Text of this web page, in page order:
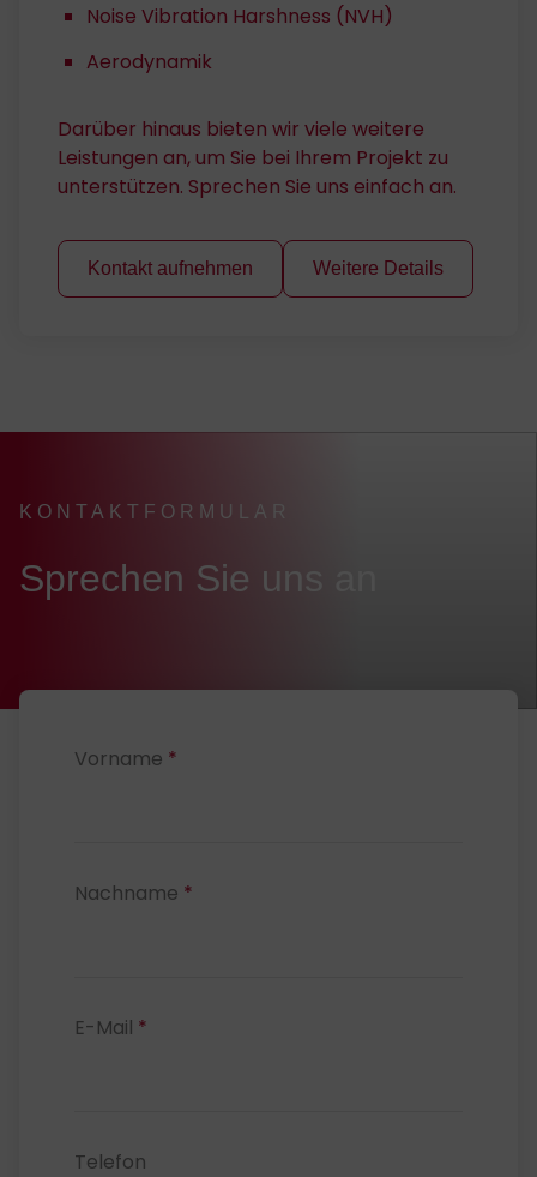
Noise Vibration Harshness (NVH)
Aerodynamik
Darüber hinaus bieten wir viele weitere
Leistungen an, um Sie bei Ihrem Projekt zu
unterstützen. Sprechen Sie uns einfach an.
Kontakt aufnehmen Weitere Details
KONTAKTFORMULAR
:
Sprechen Sie uns an
Vorname *
Nachname *
E-Mail *
Telefon